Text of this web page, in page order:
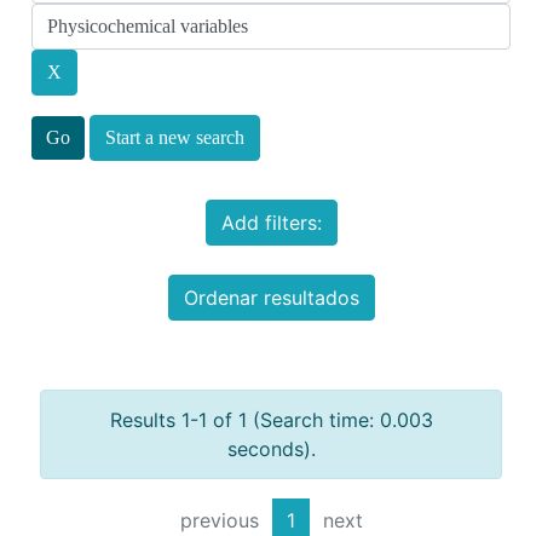
Start a new search
Add filters:
Ordenar resultados
Results 1-1 of 1 (Search time: 0.003
seconds).
previous 1 next